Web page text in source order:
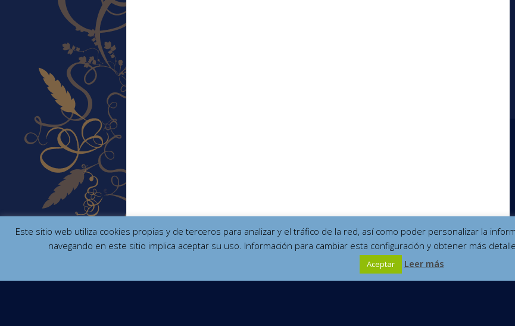
Este sitio web utiliza cookies propias y de terceros para analizar y el tráfico de la red, así como poder personalizar la
navegando en este sitio implica aceptar su uso. Información para cambiar esta configuración y obtener más
Aceptar Leer más